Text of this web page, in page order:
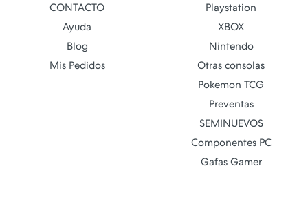
CONTACTO
Ayuda
Blog
Mis Pedidos
Playstation
XBOX
Nintendo
Otras consolas
Pokemon TCG
Preventas
SEMINUEVOS
Componentes PC
Gafas Gamer